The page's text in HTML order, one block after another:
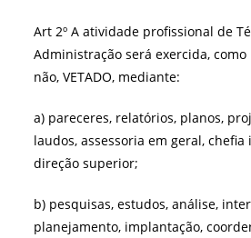
Art 2º A atividade profissional de
Administração será exercida,
não, VETADO, mediante:
a) pareceres, relatórios, planos,
laudos, assessoria em geral,
direção superior;
b) pesquisas, estudos, análise,
planejamento, implantação,